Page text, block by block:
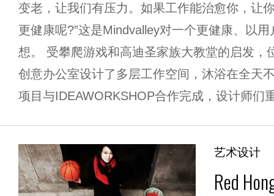
变老，让我们有压力。如果工作能治愈你，让
更健康呢?”这是Mindvalley对一个更健康、以
想。 受攀爬游戏和高迪圣家族大教堂的启发，
创意办公室设计了多层工作空间，沐浴在全天
项目与IDEAWORKSHOP合作完成，设计师们
艺术设计
Red